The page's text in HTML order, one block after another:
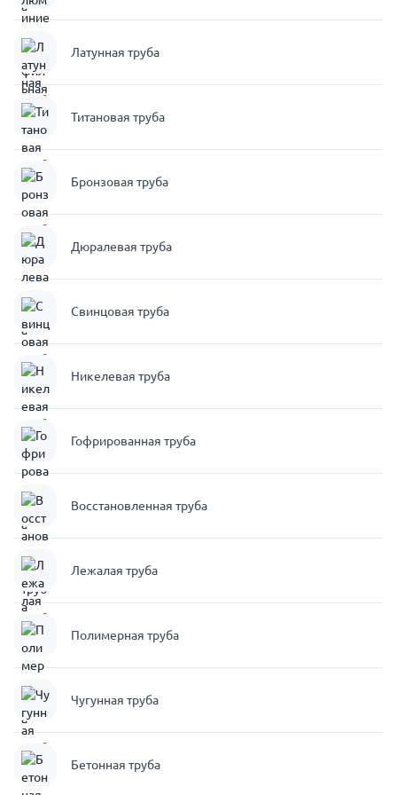
Латунная труба
Титановая труба
Бронзовая труба
Дюралевая труба
Свинцовая труба
Никелевая труба
Гофрированная труба
Восстановленная труба
Лежалая труба
Полимерная труба
Чугунная труба
Бетонная труба